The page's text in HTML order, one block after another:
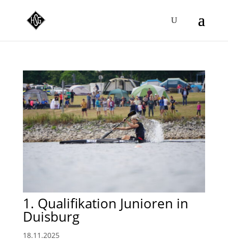
1. Qualifikation Junioren in
Duisburg
18.11.2025